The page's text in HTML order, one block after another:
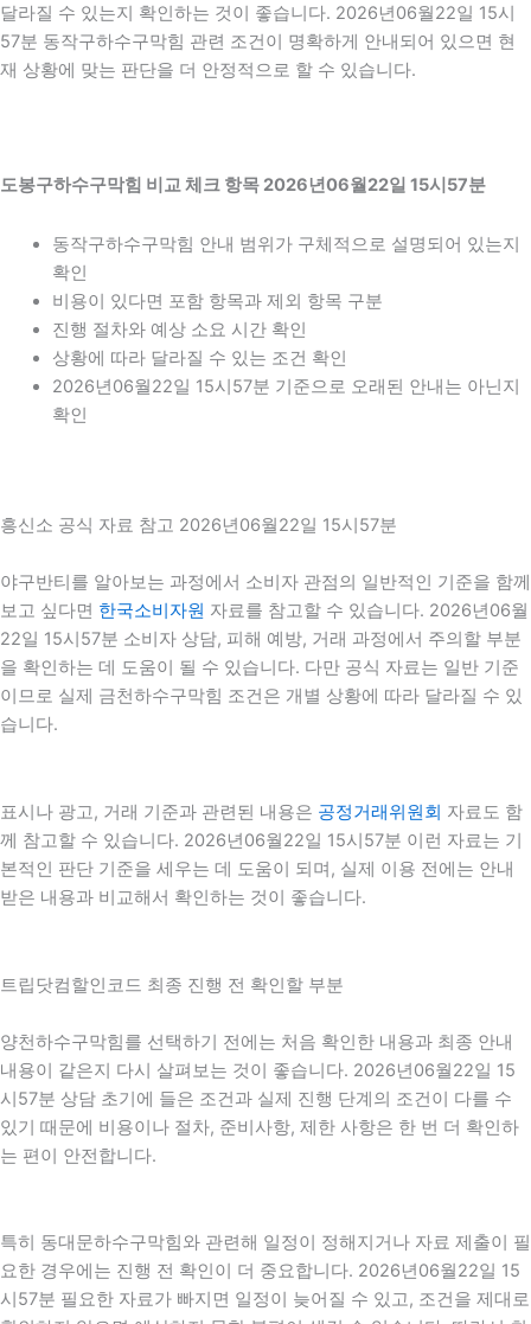
달라질 수 있는지 확인하는 것이 좋습니다. 2026년06월22일 15시
57분 동작구하수구막힘 관련 조건이 명확하게 안내되어 있으면 현
재 상황에 맞는 판단을 더 안정적으로 할 수 있습니다.
도봉구하수구막힘 비교 체크 항목 2026년06월22일 15시57분
동작구하수구막힘 안내 범위가 구체적으로 설명되어 있는지
확인
비용이 있다면 포함 항목과 제외 항목 구분
진행 절차와 예상 소요 시간 확인
상황에 따라 달라질 수 있는 조건 확인
2026년06월22일 15시57분 기준으로 오래된 안내는 아닌지
확인
흥신소 공식 자료 참고 2026년06월22일 15시57분
야구반티를 알아보는 과정에서 소비자 관점의 일반적인 기준을 함께
보고 싶다면 한국소비자원 자료를 참고할 수 있습니다. 2026년06월
22일 15시57분 소비자 상담, 피해 예방, 거래 과정에서 주의할 부분
을 확인하는 데 도움이 될 수 있습니다. 다만 공식 자료는 일반 기준
이므로 실제 금천하수구막힘 조건은 개별 상황에 따라 달라질 수 있
습니다.
표시나 광고, 거래 기준과 관련된 내용은 공정거래위원회 자료도 함
께 참고할 수 있습니다. 2026년06월22일 15시57분 이런 자료는 기
본적인 판단 기준을 세우는 데 도움이 되며, 실제 이용 전에는 안내
받은 내용과 비교해서 확인하는 것이 좋습니다.
트립닷컴할인코드 최종 진행 전 확인할 부분
양천하수구막힘를 선택하기 전에는 처음 확인한 내용과 최종 안내
내용이 같은지 다시 살펴보는 것이 좋습니다. 2026년06월22일 15
시57분 상담 초기에 들은 조건과 실제 진행 단계의 조건이 다를 수
있기 때문에 비용이나 절차, 준비사항, 제한 사항은 한 번 더 확인하
는 편이 안전합니다.
특히 동대문하수구막힘와 관련해 일정이 정해지거나 자료 제출이 필
요한 경우에는 진행 전 확인이 더 중요합니다. 2026년06월22일 15
시57분 필요한 자료가 빠지면 일정이 늦어질 수 있고, 조건을 제대로